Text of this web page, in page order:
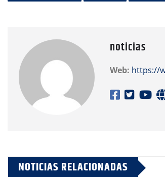
noticias
Web: https://
NOTICIAS RELACIONADAS